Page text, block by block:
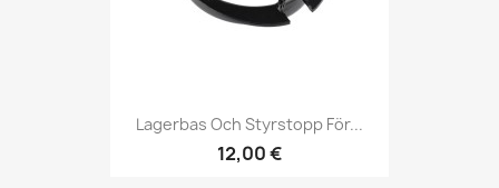
Lagerbas Och Styrstopp För...
12,00 €